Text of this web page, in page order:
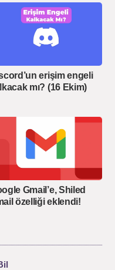
erişim engeli
mı? (16 Ekim)
Gmail’e, Shiled
özelliği eklendi!